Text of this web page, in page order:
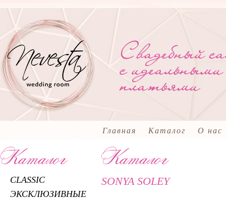
Главная Каталог О нас
CLASSIC
ЭКСКЛЮЗИВНЫЕ
SONYA SOLEY